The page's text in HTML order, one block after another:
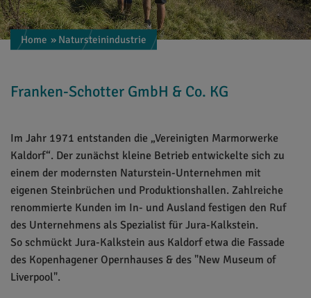
Home » Natursteinindustrie
Franken-Schotter GmbH & Co. KG
Im Jahr 1971 entstanden die „Vereinigten Marmorwerke
Kaldorf“. Der zunächst kleine Betrieb entwickelte sich zu
einem der modernsten Naturstein-Unternehmen mit
eigenen Steinbrüchen und Produktionshallen. Zahlreiche
renommierte Kunden im In- und Ausland festigen den Ruf
des Unternehmens als Spezialist für Jura-Kalkstein.
So schmückt Jura-Kalkstein aus Kaldorf etwa die Fassade
des Kopenhagener Opernhauses & des "New Museum of
Liverpool".